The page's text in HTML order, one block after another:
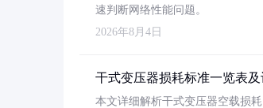
速判断网络性能问题。
2026年8月4日
干式变压器损耗标准一览表
本文详细解析干式变压器空载损